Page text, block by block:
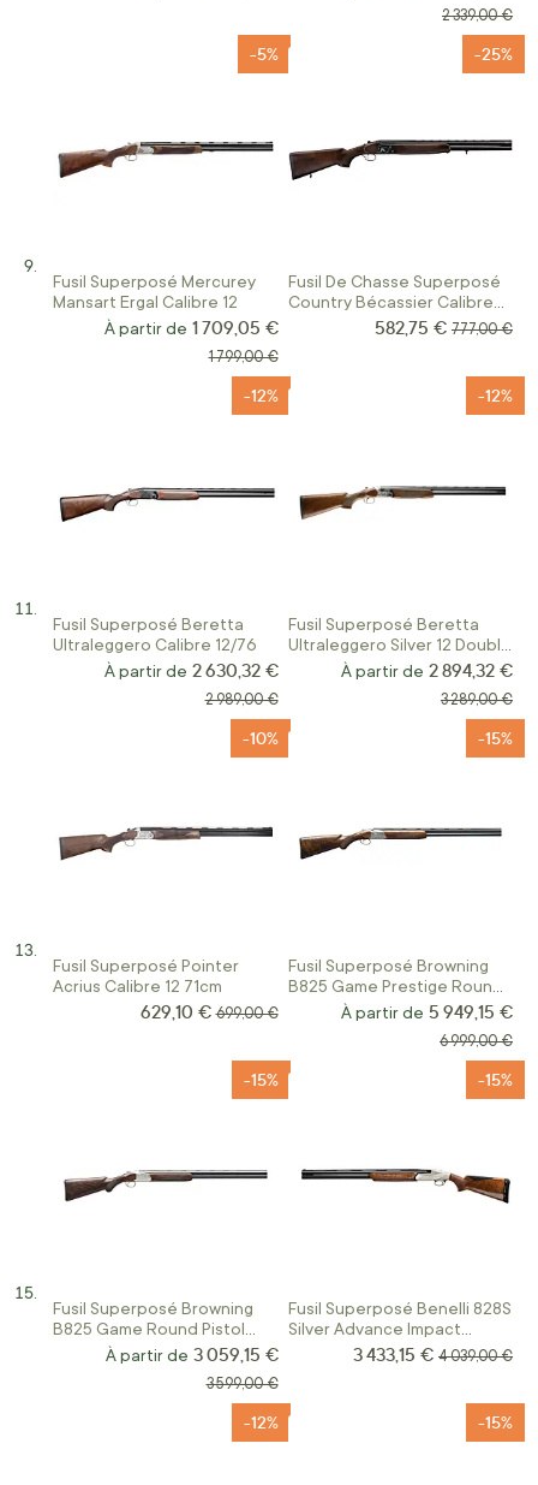
Prix normal
2 339,00 €
Fusil Superposé Mercurey
Mansart Ergal Calibre 12
-5%
À partir de 1 709,05 €
Prix normal
1 799,00 €
Fusil De Chasse Superposé
Country Bécassier Calibre
-25%
Prix Spécial
582,75 € Prix normal
777,00 €
Fusil Superposé Beretta
Ultraleggero Calibre 12/76
-12%
À partir de 2 630,32 €
Prix normal
2 989,00 €
Fusil Superposé Beretta
Ultraleggero Silver 12 Double
Détente
-12%
À partir de 2 894,32 €
Prix normal
3 289,00 €
Fusil Superposé Pointer
Acrius Calibre 12 71cm
-10%
Prix Spécial
629,10 € Prix normal
699,00 €
Fusil Superposé Browning
B825 Game Prestige Round
Pistol Grip Calibre 12/76
-15%
À partir de 5 949,15 €
Prix normal
6 999,00 €
Fusil Superposé Browning
B825 Game Round Pistol
Grip Calibre 12/76
-15%
À partir de 3 059,15 €
Prix normal
3 599,00 €
Fusil Superposé Benelli 828S
Silver Advance Impact
Gaucher
-15%
Prix Spécial
3 433,15 € Prix normal
4 039,00 €
-12% -15%